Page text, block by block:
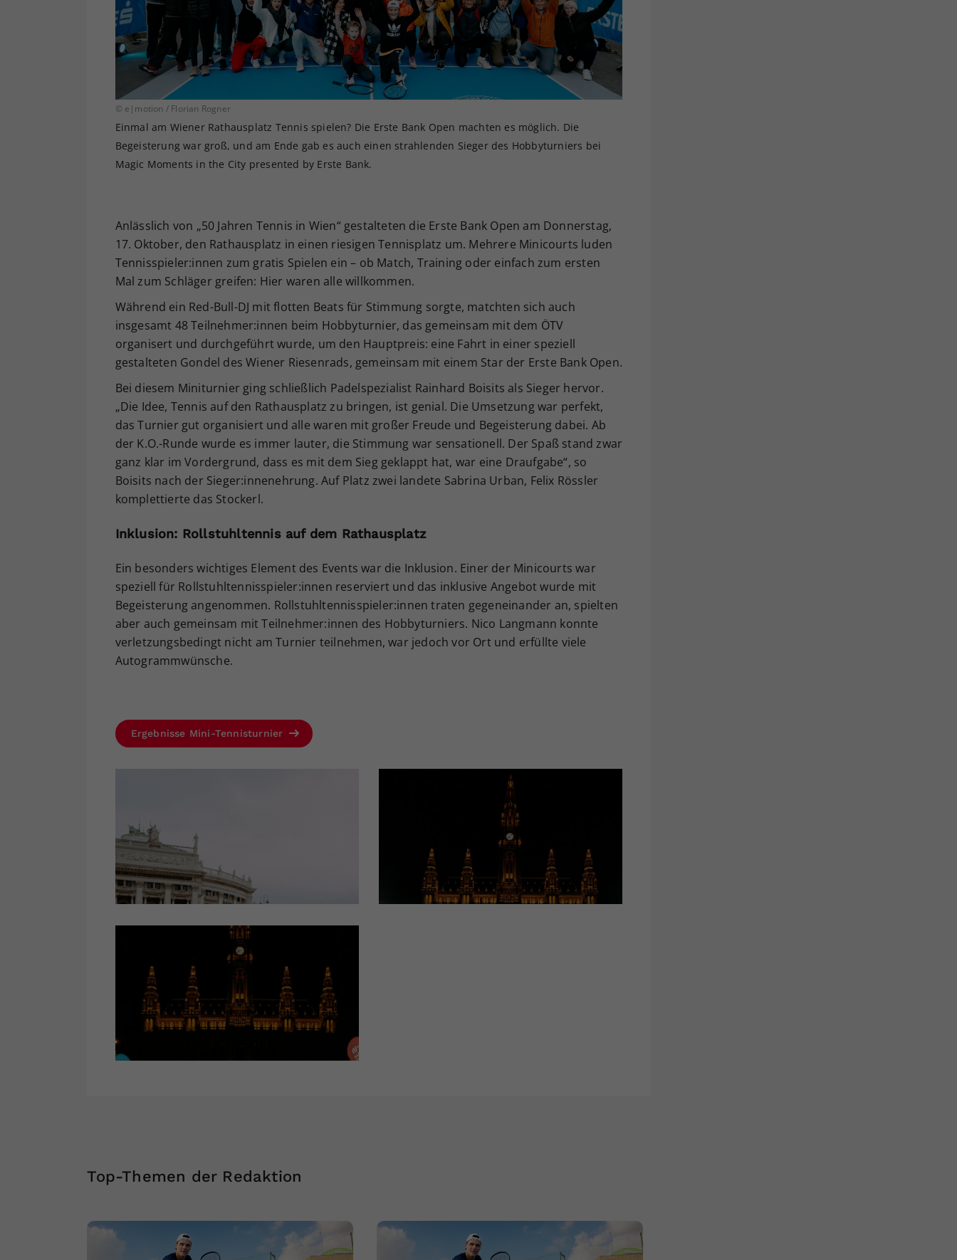
© e|motion / Florian Rogner
Einmal am Wiener Rathausplatz Tennis spielen? Die Erste Bank Open machten es möglich. Die
Begeisterung war groß, und am Ende gab es auch einen strahlenden Sieger des Hobbyturniers bei
Magic Moments in the City presented by Erste Bank.
Anlässlich von „50 Jahren Tennis in Wien“ gestalteten die Erste Bank Open am Donnerstag,
17. Oktober, den Rathausplatz in einen riesigen Tennisplatz um. Mehrere Minicourts luden
Tennisspieler:innen zum gratis Spielen ein – ob Match, Training oder einfach zum ersten
Mal zum Schläger greifen: Hier waren alle willkommen.
Während ein Red-Bull-DJ mit flotten Beats für Stimmung sorgte, matchten sich auch
insgesamt 48 Teilnehmer:innen beim Hobbyturnier, das gemeinsam mit dem ÖTV
organisert und durchgeführt wurde, um den Hauptpreis: eine Fahrt in einer speziell
gestalteten Gondel des Wiener Riesenrads, gemeinsam mit einem Star der Erste Bank Open.
Bei diesem Miniturnier ging schließlich Padelspezialist Rainhard Boisits als Sieger hervor.
„Die Idee, Tennis auf den Rathausplatz zu bringen, ist genial. Die Umsetzung war perfekt,
das Turnier gut organisiert und alle waren mit großer Freude und Begeisterung dabei. Ab
der K.O.-Runde wurde es immer lauter, die Stimmung war sensationell. Der Spaß stand zwar
ganz klar im Vordergrund, dass es mit dem Sieg geklappt hat, war eine Draufgabe“, so
Boisits nach der Sieger:innenehrung. Auf Platz zwei landete Sabrina Urban, Felix Rössler
komplettierte das Stockerl.
Inklusion: Rollstuhltennis auf dem Rathausplatz
Ein besonders wichtiges Element des Events war die Inklusion. Einer der Minicourts war
speziell für Rollstuhltennisspieler:innen reserviert und das inklusive Angebot wurde mit
Begeisterung angenommen. Rollstuhltennisspieler:innen traten gegeneinander an, spielten
aber auch gemeinsam mit Teilnehmer:innen des Hobbyturniers. Nico Langmann konnte
verletzungsbedingt nicht am Turnier teilnehmen, war jedoch vor Ort und erfüllte viele
Autogrammwünsche.
Ergebnisse Mini-Tennisturnier
Top-Themen der Redaktion
Ihrer vorgenommen Einstellungen, falls der
Webseiten-Betreiber dies eingestellt hat.